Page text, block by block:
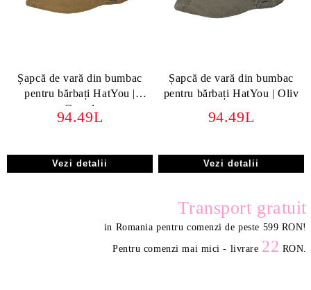
Șapcă de vară din bumbac
pentru bărbați HatYou |
Camel
94.49L
Vezi detalii
Șapcă de vară din bumbac
pentru bărbați HatYou | Oliv
94.49L
Vezi detalii
Transport gratuit
in Romania pentru comenzi de peste 599 RON!
Pentru comenzi mai mici - livrare 22 RON.